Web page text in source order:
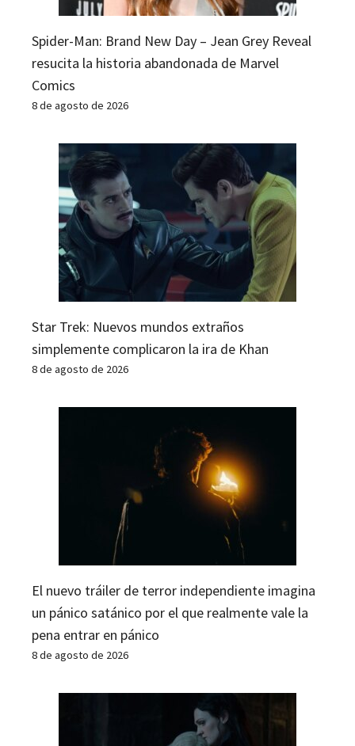
Spider-Man: Brand New Day – Jean Grey Reveal
resucita la historia abandonada de Marvel
Comics
8 de agosto de 2026
Star Trek: Nuevos mundos extraños
simplemente complicaron la ira de Khan
8 de agosto de 2026
El nuevo tráiler de terror independiente imagina
un pánico satánico por el que realmente vale la
pena entrar en pánico
8 de agosto de 2026